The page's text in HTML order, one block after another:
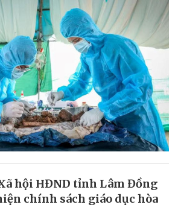
hội HĐND tỉnh Lâm Đồng
chính sách giáo dục hòa